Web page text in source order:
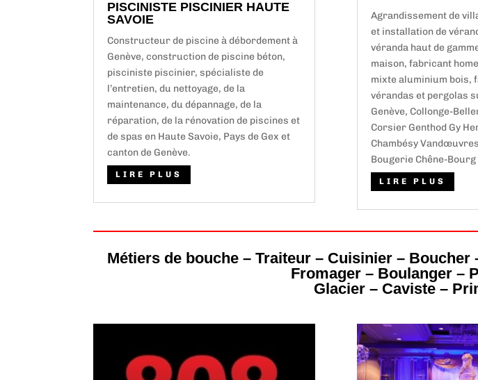
PISCINISTE PISCINIER HAUTE
SAVOIE
Constructeur de piscine à débordement à
Genève, construction de piscine béton,
pisciniste piscinier, spécialiste de
l’entretien, du nettoyage, de la
maintenance, du dépannage, de la
réparation, de la rénovation de piscines et
de spas en Haute Savoie, Pays de Gex et
canton de Genève.
LIRE PLUS
Agrandissement de
et installation de
véranda haut de
maison, fabricant
mixte aluminium bois,
vérandas et pergolas
Genève, Collonge-
Corsier Genthod Gy
Chambésy
Bougerie Chêne-Bourg
LIRE PLUS
Métiers de bouche – Traiteur – Cuisinier –
Fromager – Boulanger –
Glacier – Caviste –